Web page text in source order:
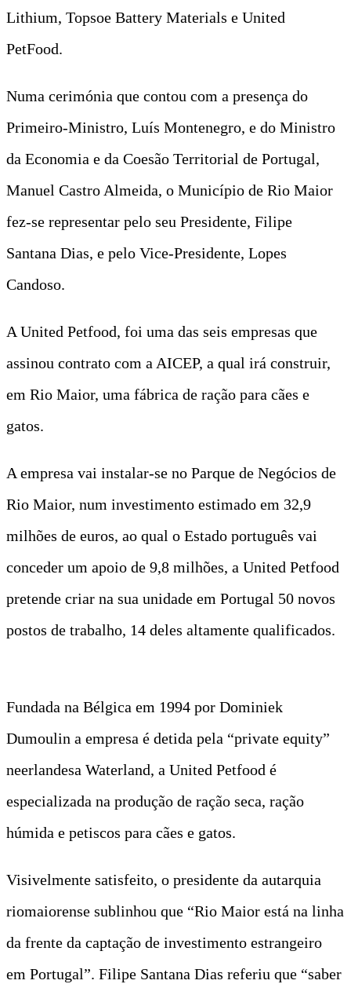
Lithium, Topsoe Battery Materials e United
PetFood.
Numa cerimónia que contou com a presença do
Primeiro-Ministro, Luís Montenegro, e do Ministro
da Economia e da Coesão Territorial de Portugal,
Manuel Castro Almeida, o Município de Rio Maior
fez-se representar pelo seu Presidente, Filipe
Santana Dias, e pelo Vice-Presidente, Lopes
Candoso.
A United Petfood, foi uma das seis empresas que
assinou contrato com a AICEP, a qual irá construir,
em Rio Maior, uma fábrica de ração para cães e
gatos.
A empresa vai instalar-se no Parque de Negócios de
Rio Maior, num investimento estimado em 32,9
milhões de euros, ao qual o Estado português vai
conceder um apoio de 9,8 milhões, a United Petfood
pretende criar na sua unidade em Portugal 50 novos
postos de trabalho, 14 deles altamente qualificados.
Fundada na Bélgica em 1994 por Dominiek
Dumoulin a empresa é detida pela “private equity”
neerlandesa Waterland, a United Petfood é
especializada na produção de ração seca, ração
húmida e petiscos para cães e gatos.
Visivelmente satisfeito, o presidente da autarquia
riomaiorense sublinhou que “Rio Maior está na linha
da frente da captação de investimento estrangeiro
em Portugal”. Filipe Santana Dias referiu que “saber